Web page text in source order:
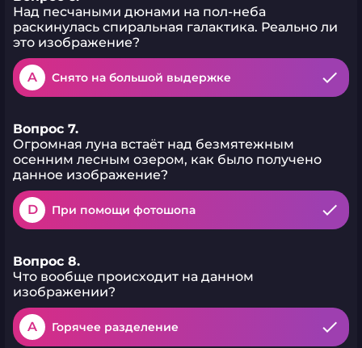
Над песчаными дюнами на пол-неба
раскинулась спиральная галактика. Реально ли
это изображение?
A Снято на большой выдержке
Вопрос 7.
Огромная луна встаёт над безмятежным
осенним лесным озером, как было получено
данное изображение?
D При помощи фотошопа
Вопрос 8.
Что вообще происходит на данном
изображении?
A Горячее разделение